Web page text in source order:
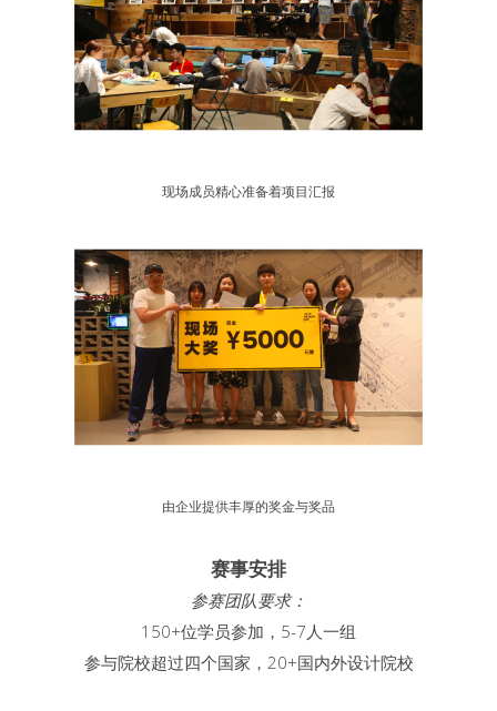
现场成员精心准备着项目汇报
由企业提供丰厚的奖金与奖品
赛事安排
参赛团队要求：
150+位学员参加，5-7人一组
参与院校超过四个国家，20+国内外设计院校